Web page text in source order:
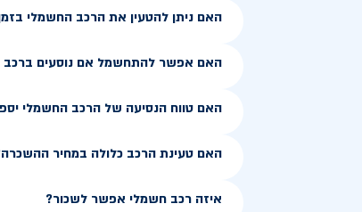
האם ניתן להטעין את הרכב החשמלי
האם אפשר להתחשמל אם נוסעים ברכב
האם טווח הנסיעה של הרכב החשמלי
האם טעינת הרכב כלולה במחיר
איזה רכב חשמלי אפשר לשכור?